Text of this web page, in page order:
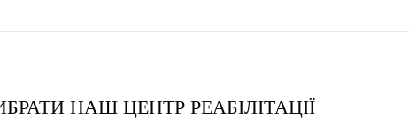
НАШ ЦЕНТР РЕАБІЛІТАЦІЇ